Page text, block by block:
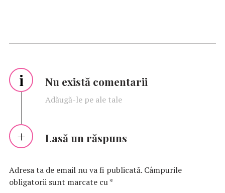
i Nu există comentarii
Adăugă-le pe ale tale
Lasă un răspuns
Adresa ta de email nu va fi publicată. Câmpurile
obligatorii sunt marcate cu*